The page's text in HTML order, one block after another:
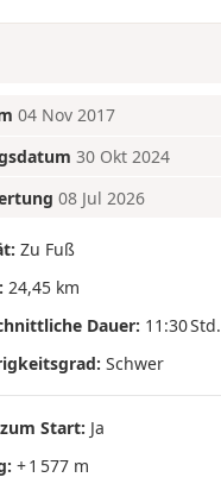
04 Nov 2017
30 Okt 2024
08 Jul 2026
Zu Fuß
24,45 km
Dauer: 11:30 Std.
Schwer
Start: Ja
+ 1 577 m